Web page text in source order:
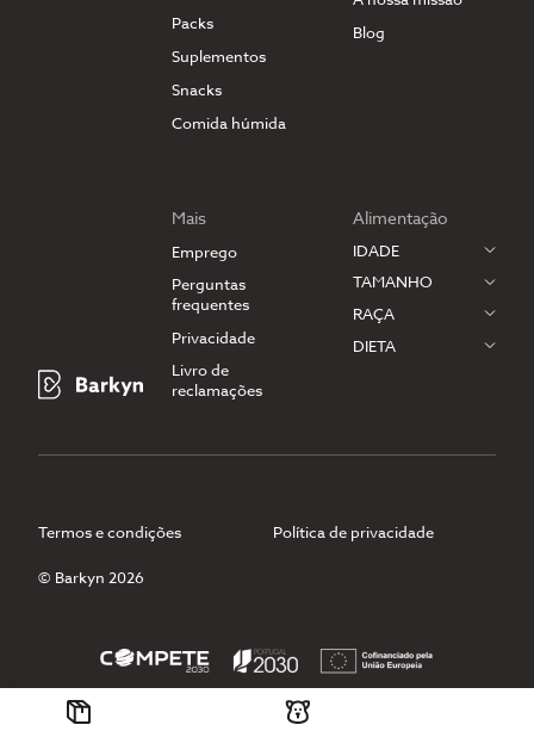
Packs
Suplementos
Snacks
Comida húmida
Blog
Mais
Emprego
Perguntas
frequentes
Privacidade
Livro de
reclamações
Alimentação
IDADE
TAMANHO
RAÇA
DIETA
Termos e condições Política de privacidade
© Barkyn 2026